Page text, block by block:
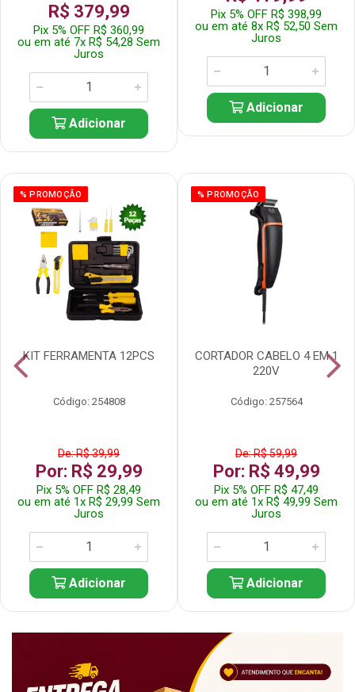
R$ 379,99
Pix 5% OFF R$ 360,99
ou em até 7x R$ 54,28 Sem
Juros
Adicionar
Pix 5% OFF R$ 398,99
ou em até 8x R$ 52,50 Sem
Juros
Adicionar
% PROMOÇÃO
KIT FERRAMENTA 12PCS
Código: 254808
De: R$ 39,99
Por: R$ 29,99
Pix 5% OFF R$ 28,49
ou em até 1x R$ 29,99 Sem
Juros
Adicionar
% PROMOÇÃO
CORTADOR CABELO 4 EM 1
220V
Código: 257564
De: R$ 59,99
Por: R$ 49,99
Pix 5% OFF R$ 47,49
ou em até 1x R$ 49,99 Sem
Juros
Adicionar